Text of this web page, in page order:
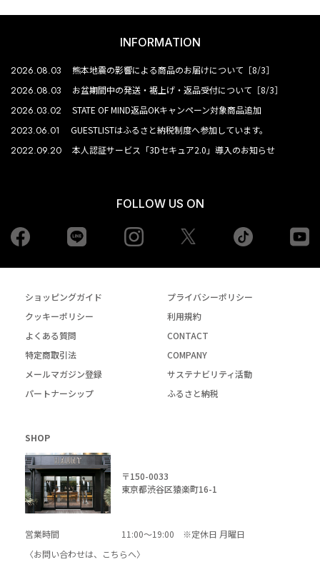
INFORMATION
2026.08.03 熊本地震の影響による商品のお届けについて［8/3］
2026.08.03 お盆期間中の発送・裾上げ・返品受付について［8/3］
2026.03.02 STATE OF MIND返品OKキャンペーン対象商品追加
2023.06.01 GUESTLISTはふるさと納税制度へ参加しています。
2022.09.20 本人認証サービス「3Dセキュア2.0」導入のお知らせ
FOLLOW US ON
Facebook Instagram tiktok
ショッピングガイド
プライバシーポリシー
クッキーポリシー
利用規約
よくある質問
CONTACT
特定商取引法
COMPANY
メールマガジン登録
サステナビリティ活動
パートナーシップ
ふるさと納税
SHOP
〒150-0033
東京都渋谷区猿楽町16-1
営業時間
11:00～19:00 ※定休日 月曜日
〈お問い合わせは、
こちらへ〉